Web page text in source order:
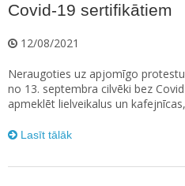
Covid-19 sertifikātiem
12/08/2021
Neraugoties uz apjomīgo
no 13. septembra cilvēki bez
apmeklēt lielveikalus un
Lasīt tālāk